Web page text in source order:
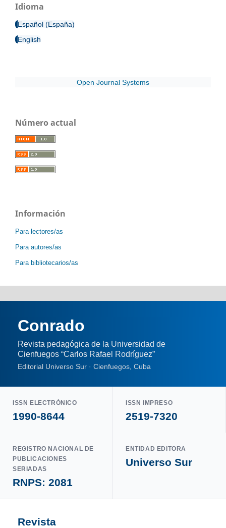
Idioma
Español (España)
English
Open Journal Systems
Número actual
Información
Para lectores/as
Para autores/as
Para bibliotecarios/as
Conrado
Revista pedagógica de la Universidad de
Cienfuegos “Carlos Rafael Rodríguez”
Editorial Universo Sur · Cienfuegos, Cuba
ISSN ELECTRÓNICO
1990-8644
ISSN IMPRESO
2519-7320
REGISTRO NACIONAL DE
PUBLICACIONES
SERIADAS
RNPS: 2081
ENTIDAD EDITORA
Universo Sur
Revista